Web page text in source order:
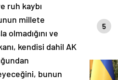
ruh kaybı
millete
olmadığını ve
kendisi dahil AK
bunun
5